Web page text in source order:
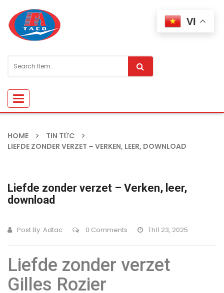
Toggle
navigation
HOME
TIN TỨC
LIEFDE ZONDER VERZET – VERKEN, LEER, DOWNLOAD
Liefde zonder verzet – Verken, leer,
download
Post By: Adtac 0 Comments Th11 23, 2025
Liefde zonder verzet
Gilles Rozier
VI